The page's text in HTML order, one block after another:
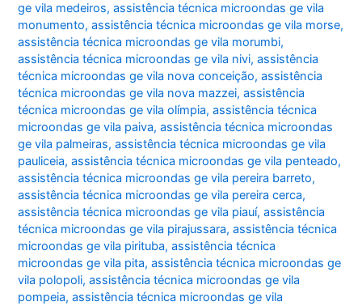
ge vila medeiros,assistência técnica microondas ge vila
monumento,assistência técnica microondas ge vila morse,
assistência técnica microondas ge vila morumbi,
assistência técnica microondas ge vila nivi,assistência
técnica microondas ge vila nova conceição,assistência
técnica microondas ge vila nova mazzei,assistência
técnica microondas ge vila olímpia,assistência técnica
microondas ge vila paiva,assistência técnica microondas
ge vila palmeiras,assistência técnica microondas ge vila
pauliceia,assistência técnica microondas ge vila penteado,
assistência técnica microondas ge vila pereira barreto,
assistência técnica microondas ge vila pereira cerca,
assistência técnica microondas ge vila piauí,assistência
técnica microondas ge vila pirajussara,assistência técnica
microondas ge vila pirituba,assistência técnica
microondas ge vila pita,assistência técnica microondas ge
vila polopoli,assistência técnica microondas ge vila
pompeia,assistência técnica microondas ge vila